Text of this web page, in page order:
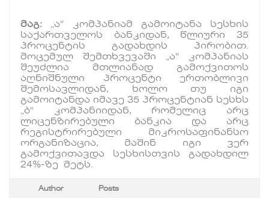
მაგ: „ა“ კომპანიამ გამოიტანა სესხის
საქართველოს ბანკიდან, წლიური 35
პროცენტის გადახდის პირობით.
მოცემულ შემთხვევაში „ა“ კომპანიას
შეუძლია მთლიანად გამოქვითოს
აღნიშნული პროცენტი ერთობლივი
შემოსავლიდან, ხოლო თუ იგი
გამოიტანდა იმავე 35 პროცენტიან სესხს
„ბ“ კომპანიიდან, რომელიც არც
ლიცენზირებული ბანკია და არც
რეგისტრირებული მიკროსაფინანსო
ორგანიზაცია, მაშინ იგი ვერ
გამოქვითავდა სესხისთვის გადახდილ
24%-ზე მეტს.
Author Posts